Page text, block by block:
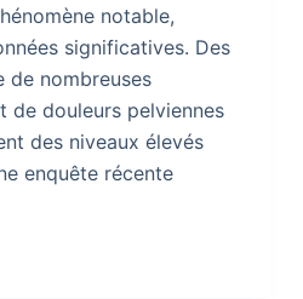
notable,
significatives. Des
de nombreuses
de douleurs pelviennes
des niveaux élevés
enquête récente